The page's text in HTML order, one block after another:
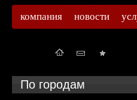
компания новости
По городам